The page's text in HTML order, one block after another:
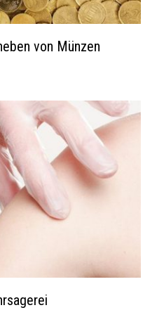
von Münzen